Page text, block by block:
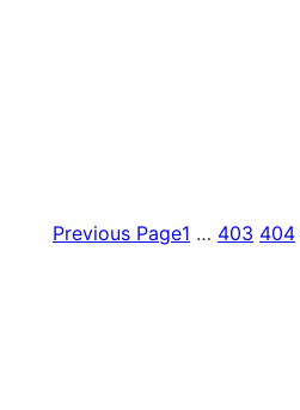
Previous Page1 … 403 404